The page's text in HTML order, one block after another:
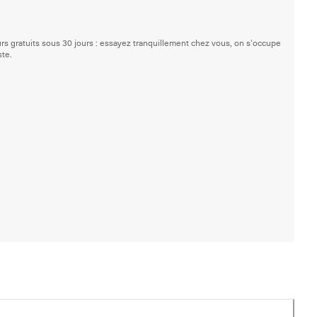
gratuits sous 30 jours : essayez tranquillement chez vous, on s'occupe